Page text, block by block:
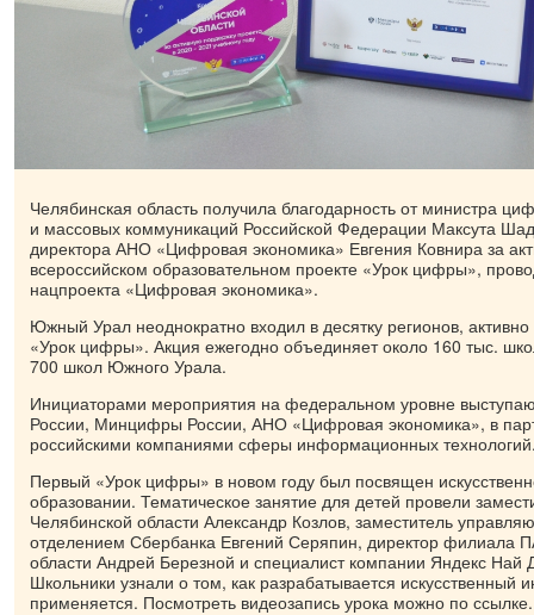
Челябинская область получила благодарность от министра
и массовых коммуникаций Российской Федерации Максута
директора АНО «Цифровая экономика» Евгения Ковнира за
всероссийском образовательном проекте «Урок цифры»,
нацпроекта «Цифровая экономика».
Южный Урал неоднократно входил в десятку регионов,
«Урок цифры». Акция ежегодно объединяет около 160 тыс.
700 школ Южного Урала.
Инициаторами мероприятия на федеральном уровне
России, Минцифры России, АНО «Цифровая экономика», в
российскими компаниями сферы информационных
Первый «Урок цифры» в новом году был посвящен
образовании. Тематическое занятие для детей провели
Челябинской области Александр Козлов, заместитель
отделением Сбербанка Евгений Серяпин, директор филиала
области Андрей Березной и специалист компании Яндекс Най
Школьники узнали о том, как разрабатывается искусственный
применяется. Посмотреть видеозапись урока можно по ссылке.